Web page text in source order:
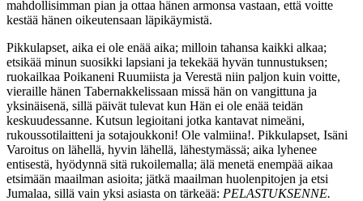
mahdollisimman pian ja ottaa hänen armonsa vastaan, että voitte
kestää hänen oikeutensaan läpikäymistä.
Pikkulapset, aika ei ole enää aika; milloin tahansa kaikki alkaa;
etsikää minun suosikki lapsiani ja tekekää hyvän tunnustuksen;
ruokailkaa Poikaneni Ruumiista ja Verestä niin paljon kuin voitte,
vieraille hänen Tabernakkelissaan missä hän on vangittuna ja
yksinäisenä, sillä päivät tulevat kun Hän ei ole enää teidän
keskuudessanne. Kutsun legioitani jotka kantavat nimeäni,
rukoussotilaitteni ja sotajoukkoni! Ole valmiina!. Pikkulapset, Isäni
Varoitus on lähellä, hyvin lähellä, lähestymässä; aika lyhenee
entisestä, hyödynnä sitä rukoilemalla; älä menetä enempää aikaa
etsimään maailman asioita; jätkä maailman huolenpitojen ja etsi
Jumalaa, sillä vain yksi asiasta on tärkeää: PELASTUKSENNE.